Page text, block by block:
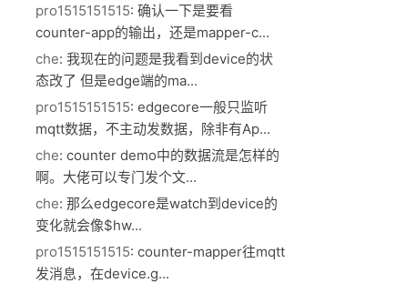
pro1515151515: 确认一下是要看
counter-app的输出，还是mapper-c...
che: 我现在的问题是我看到device的状
态改了 但是edge端的ma...
pro1515151515: edgecore一般只监听
mqtt数据，不主动发数据，除非有Ap...
che: counter demo中的数据流是怎样的
啊。大佬可以专门发个文...
che: 那么edgecore是watch到device的
变化就会像$hw...
pro1515151515: counter-mapper往mqtt
发消息，在device.g...